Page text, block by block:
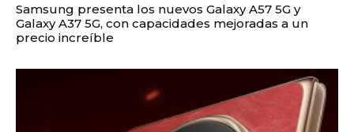
Samsung presenta los nuevos Galaxy A57 5G y
Galaxy A37 5G, con capacidades mejoradas a un
precio increíble